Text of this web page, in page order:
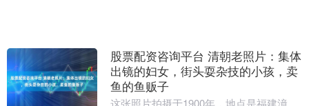
股票配资咨询平台 清朝老照片：集体
出镜的妇女，街头耍杂技的小孩，卖
鱼的鱼贩子